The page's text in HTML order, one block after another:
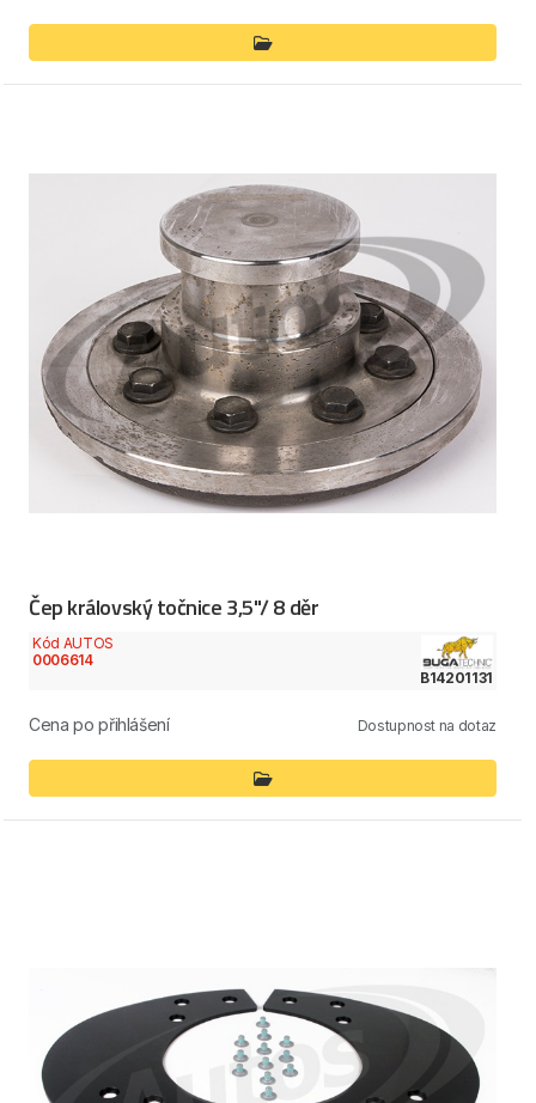
Čep královský točnice 3,5"/ 8 děr
Kód AUTOS
0006614
B14201131
Cena po přihlášení Dostupnost na dotaz